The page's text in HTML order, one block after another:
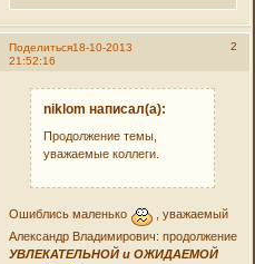
Поделиться 2
18-10-2013
21:52:16
niklom написал(а):
Продолжение темы,
уважаемые коллеги.
Ошиблись маленько
, уважаемый
Александр Владимирович: продолжение
УВЛЕКАТЕЛЬНОЙ и ОЖИДАЕМОЙ